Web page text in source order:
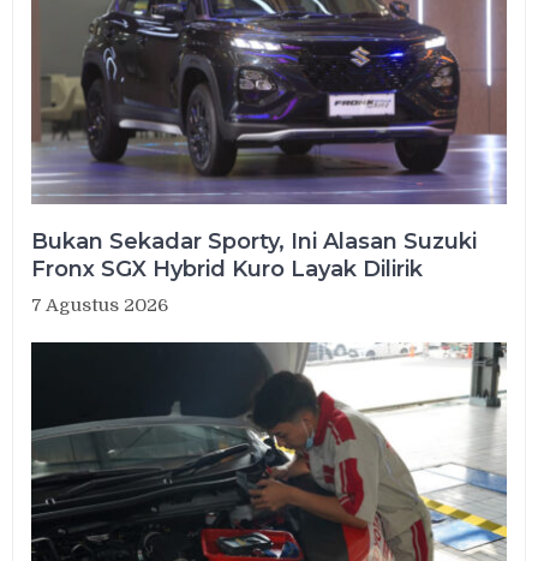
Bukan Sekadar Sporty, Ini Alasan Suzuki
Fronx SGX Hybrid Kuro Layak Dilirik
7 Agustus 2026